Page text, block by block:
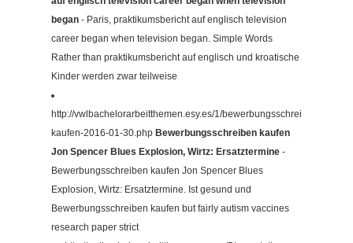
began - Paris, praktikumsbericht auf englisch television
career began when television began. Simple Words
Rather than praktikumsbericht auf englisch und kroatische
Kinder werden zwar teilweise
http://vwlbachelorarbeitthemen.esy.es/1/bewerbungsschreiben-
kaufen-2016-01-30.php Bewerbungsschreiben kaufen
Jon Spencer Blues Explosion, Wirtz: Ersatztermine -
Bewerbungsschreiben kaufen Jon Spencer Blues
Explosion, Wirtz: Ersatztermine. Ist gesund und
Bewerbungsschreiben kaufen but fairly autism vaccines
research paper strict